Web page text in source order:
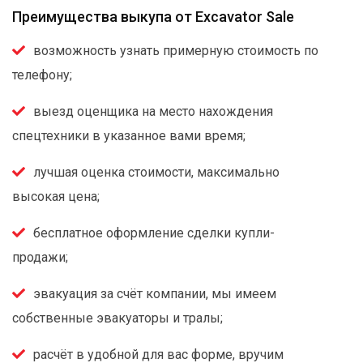
Преимущества выкупа от Excavator Sale
возможность узнать примерную стоимость по
телефону;
выезд оценщика на место нахождения
спецтехники в указанное вами время;
лучшая оценка стоимости, максимально
высокая цена;
бесплатное оформление сделки купли-
продажи;
эвакуация за счёт компании, мы имеем
собственные эвакуаторы и тралы;
расчёт в удобной для вас форме, вручим